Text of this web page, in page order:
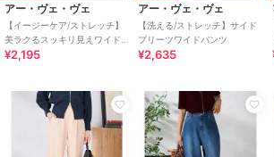
アー・ヴェ・ヴェ
【イージーケア/ストレッチ】
美ラクるスッキリ見えワイド
パンツ
¥2,195
アー・ヴェ・ヴェ
【洗える/ストレッチ】サイド
プリーツワイドパンツ
¥2,635